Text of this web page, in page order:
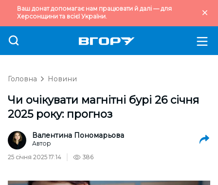
Ваш донат допомагає нам працювати й далі — для
Херсонщини та всієї України.
Головна Новини
Чи очікувати магнітні бурі 26 січня
2025 року: прогноз
Валентина Пономарьова
Автор
25 січня 2025 17:14
386